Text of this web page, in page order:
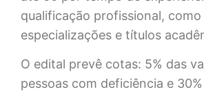
qualificação profissional, como
especializações e títulos
O edital prevê cotas: 5% das
pessoas com deficiência e